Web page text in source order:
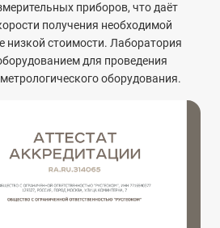
приборов, что даёт
получения необходимой
низкой стоимости. Лаборатория
для проведения
оборудования.